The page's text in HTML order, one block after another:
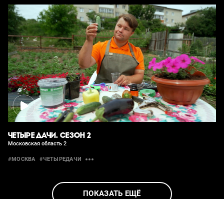
ЧЕТЫРЕ ДАЧИ. СЕЗОН 2
Московская область 2
#МОСКВА #ЧЕТЫРЕДАЧИ
ПОКАЗАТЬ ЕЩЁ